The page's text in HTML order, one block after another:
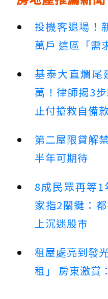
投機客退場！
萬戶 這區「需
基泰大直爛尾
萬！律師揭3
止付搶救自備
第二屋限貸解
半年可期待
8成民眾再等1
家指2關鍵：
上沉迷股市
租屋處亮到發
租」 房東激賞